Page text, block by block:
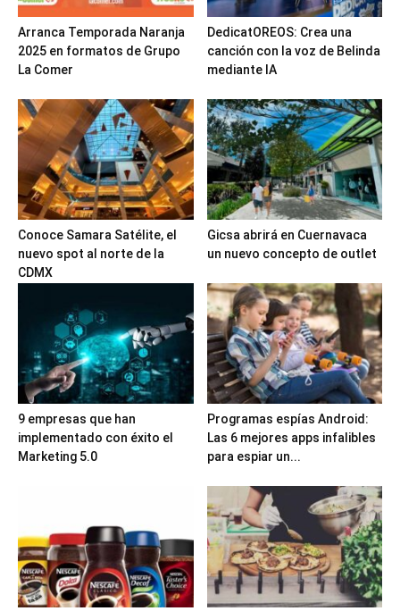
Arranca Temporada Naranja
2025 en formatos de Grupo
La Comer
DedicatOREOS: Crea una
canción con la voz de Belinda
mediante IA
Conoce Samara Satélite, el
nuevo spot al norte de la
CDMX
Gicsa abrirá en Cuernavaca
un nuevo concepto de outlet
9 empresas que han
implementado con éxito el
Marketing 5.0
Programas espías Android:
Las 6 mejores apps infalibles
para espiar un...